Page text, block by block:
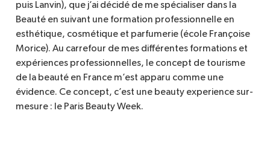
puis Lanvin), que j’ai décidé de me spécialiser dans la
Beauté en suivant une formation professionnelle en
esthétique, cosmétique et parfumerie (école Françoise
Morice). Au carrefour de mes différentes formations et
expériences professionnelles, le concept de tourisme
de la beauté en France m’est apparu comme une
évidence. Ce concept, c’est une beauty experience sur-
mesure : le Paris Beauty Week.